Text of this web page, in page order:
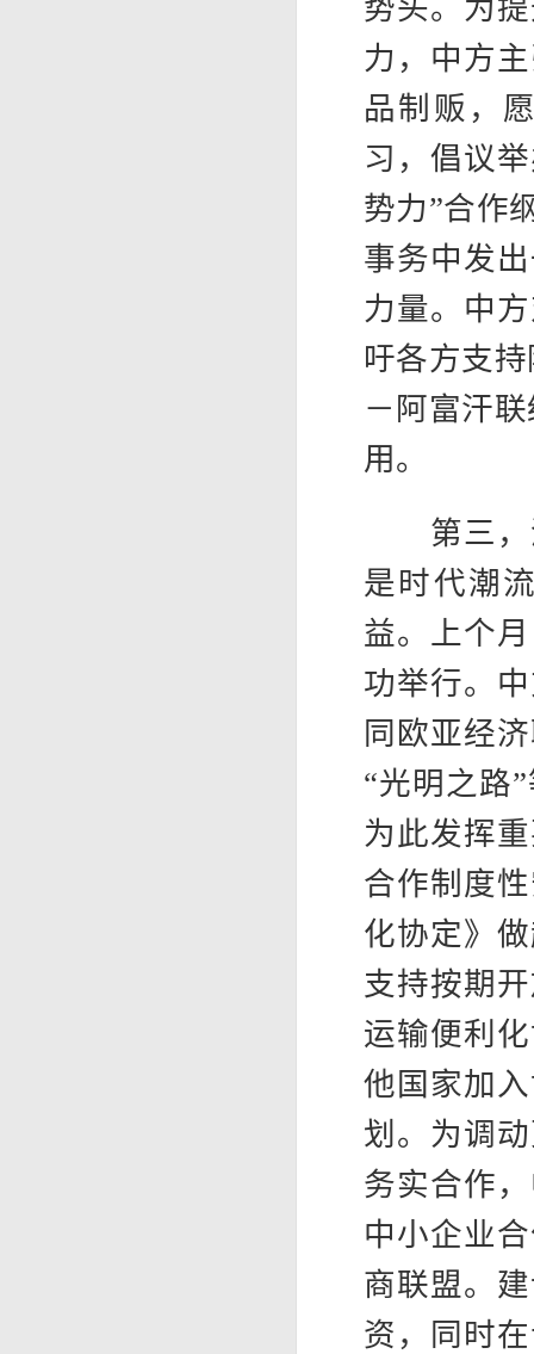
势头。为
力，中方
品制贩，
习，倡议
势力”合作
事务中发
力量。中
吁各方支
－阿富汗
用。
第三，深
是时代潮
益。上个
功举行。
同欧亚经
“光明之路
为此发挥
合作制度
化协定》
支持按期
运输便利
他国家加
划。为调
务实合作
中小企业
商联盟。
资，同时